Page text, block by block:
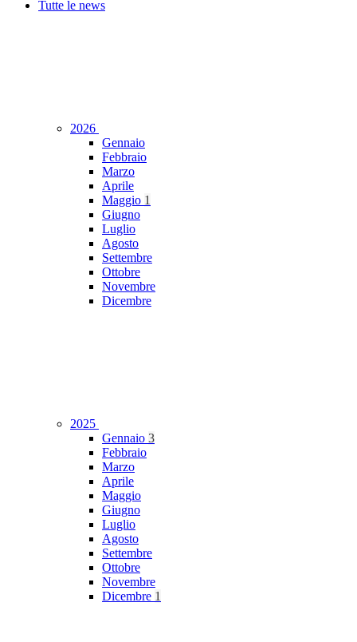
Tutte le news
2026
Gennaio
Febbraio
Marzo
Aprile
Maggio 1
Giugno
Luglio
Agosto
Settembre
Ottobre
Novembre
Dicembre
2025
Gennaio 3
Febbraio
Marzo
Aprile
Maggio
Giugno
Luglio
Agosto
Settembre
Ottobre
Novembre
Dicembre 1